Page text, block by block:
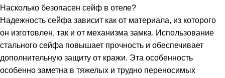
Насколько безопасен сейф в отеле?
Надежность сейфа зависит как от материала, из которого
он изготовлен, так и от механизма замка. Использование
стального сейфа повышает прочность и обеспечивает
дополнительную защиту от кражи. Эта особенность
особенно заметна в тяжелых и трудно переносимых